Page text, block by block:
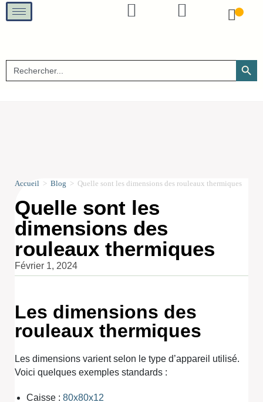
Search
for:
SEARCH
Accueil > Blog > Quelle sont les dimensions des rouleaux thermiques
Quelle sont les
dimensions des
rouleaux thermiques
Février 1, 2024
Les dimensions des
rouleaux thermiques
Les dimensions varient selon le type d’appareil utilisé.
Voici quelques exemples standards :
Caisse : 80x80x12